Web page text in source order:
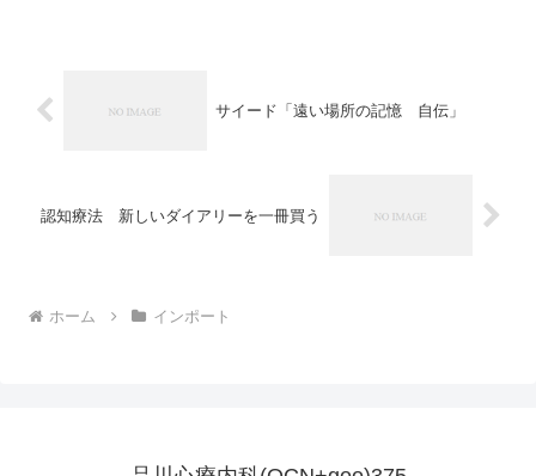
サイード「遠い場所の記憶 自伝」
認知療法 新しいダイアリーを一冊買う
ホーム インポート